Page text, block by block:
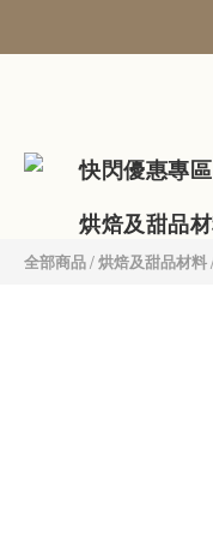
快閃優惠專
烘焙及甜品
全部商品/烘焙及甜品材料